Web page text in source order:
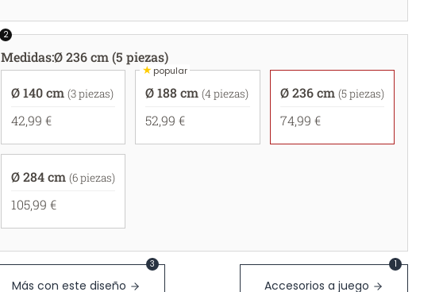
2
Medidas:Ø 236 cm (5 piezas)
Ø 140 cm (3 piezas)
42,99 €
★popular
Ø 188 cm (4 piezas)
52,99 €
Ø 236 cm (5 piezas)
74,99 €
Ø 284 cm (6 piezas)
105,99 €
Más con este diseño
3
Accesorios a juego
1